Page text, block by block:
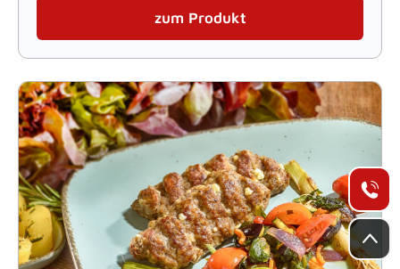
zum Produkt